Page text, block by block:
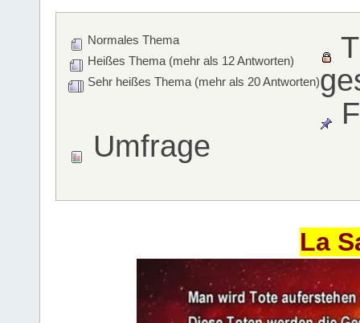
Normales Thema
Heißes Thema (mehr als 12 Antworten)
Sehr heißes Thema (mehr als 20 Antworten)
Umfrage
La